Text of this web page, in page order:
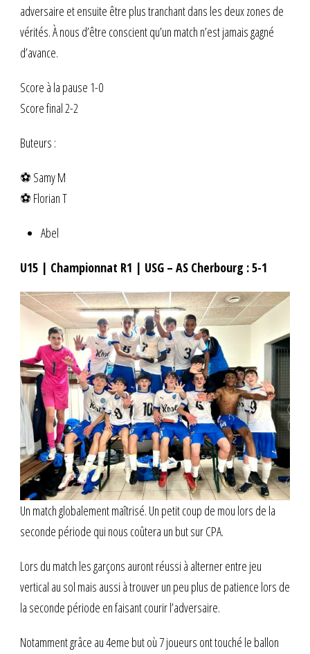
adversaire et ensuite être plus tranchant dans les deux zones de
vérités. À nous d’être conscient qu’un match n’est jamais gagné
d’avance.
Score à la pause 1-0
Score final 2-2
Buteurs :
⚽ Samy M
⚽ Florian T
Abel
U15 | Championnat R1 | USG – AS Cherbourg : 5-1
Un match globalement maîtrisé. Un petit coup de mou lors de la
seconde période qui nous coûtera un but sur CPA.
Lors du match les garçons auront réussi à alterner entre jeu
vertical au sol mais aussi à trouver un peu plus de patience lors de
la seconde période en faisant courir l’adversaire.
Notamment grâce au 4eme but où 7 joueurs ont touché le ballon